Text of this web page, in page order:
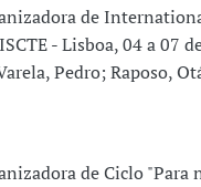
de
- Lisboa, 04 a 07
Pedro; Raposo,
de Ciclo "Para